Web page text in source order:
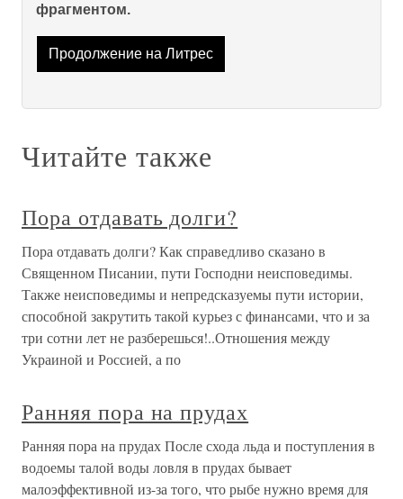
фрагментом.
Продолжение на Литрес
Читайте также
Пора отдавать долги?
Пора отдавать долги? Как справедливо сказано в
Священном Писании, пути Господни неисповедимы.
Также неисповедимы и непредсказуемы пути истории,
способной закрутить такой курьез с финансами, что и за
три сотни лет не разберешься!..Отношения между
Украиной и Россией, а по
Ранняя пора на прудах
Ранняя пора на прудах После схода льда и поступления в
водоемы талой воды ловля в прудах бывает
малоэффективной из-за того, что рыбе нужно время для